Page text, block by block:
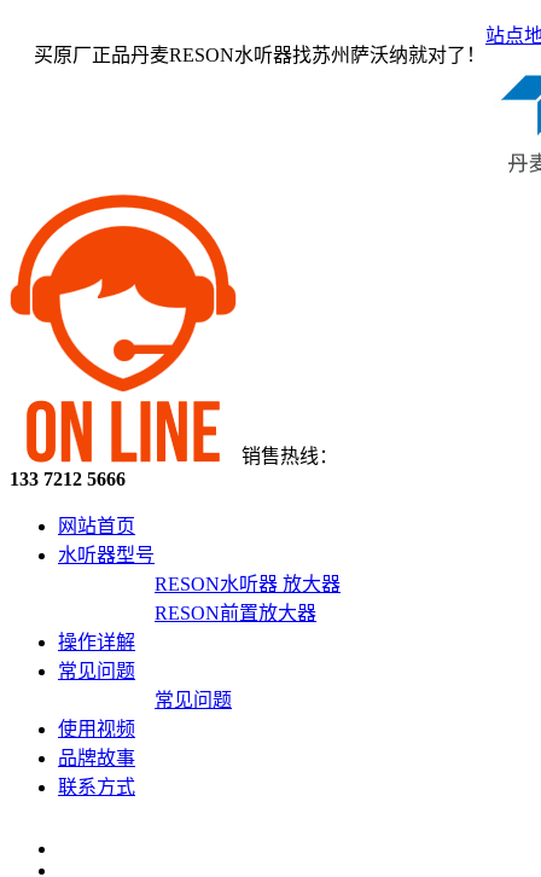
买原厂正品丹麦RESON水听器找苏州萨沃纳就对了！
站点
销售热线：
133 7212 5666
网站首页
水听器型号
RESON水听器 放大器
RESON前置放大器
操作详解
常见问题
常见问题
使用视频
品牌故事
联系方式